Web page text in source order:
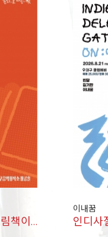
<씨네미술관>영화와 그림책이 건네는 삶의 위로
이내꿈